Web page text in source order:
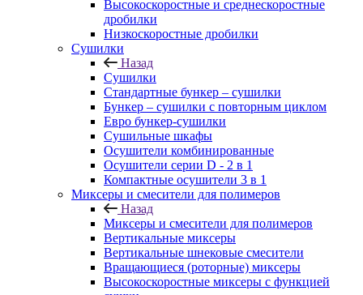
Высокоскоростные и среднескоростные
дробилки
Низкоскоростные дробилки
Сушилки
Назад
Сушилки
Стандартные бункер – сушилки
Бункер – сушилки с повторным циклом
Евро бункер-сушилки
Сушильные шкафы
Осушители комбинированные
Осушители серии D - 2 в 1
Компактные осушители 3 в 1
Миксеры и смесители для полимеров
Назад
Миксеры и смесители для полимеров
Вертикальные миксеры
Вертикальные шнековые смесители
Вращающиеся (роторные) миксеры
Высокоскоростные миксеры с функцией